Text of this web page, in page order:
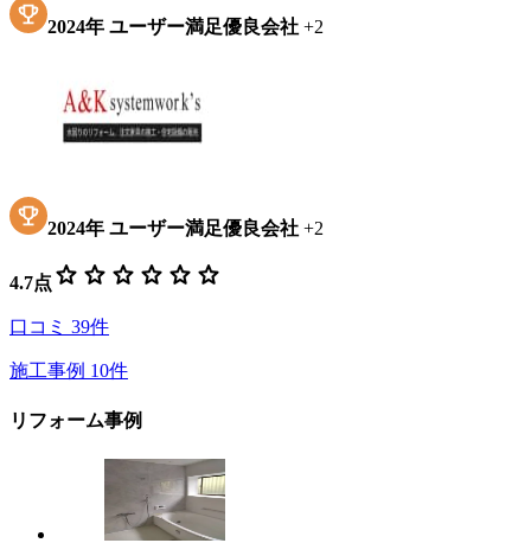
2024年 ユーザー満足優良会社 +2
2024年 ユーザー満足優良会社 +2
4.7点 star star star star star star
口コミ 39件
施工事例 10件
リフォーム事例